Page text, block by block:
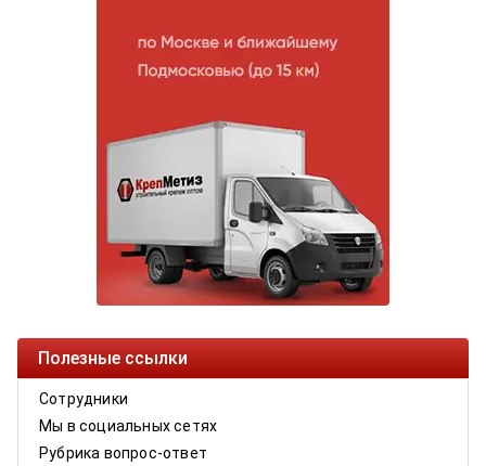
Полезные ссылки
Сотрудники
Мы в социальных сетях
Рубрика вопрос-ответ